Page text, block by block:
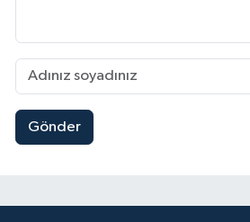
Gönder